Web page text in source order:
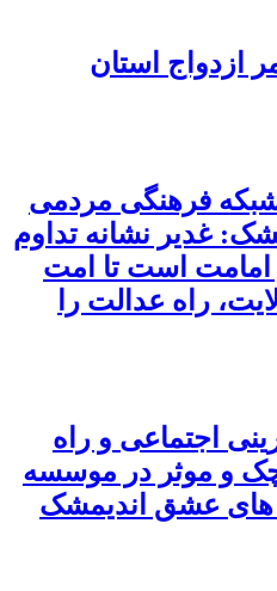
ازدواج استان
فرهنگی مردمی
غدیر نشانه تداوم
است تا امت
راه عدالت را
اجتماعی و راه
و موثر در موسسه
های عشق اندیمشک